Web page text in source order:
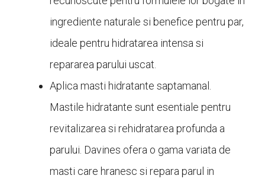
ingrediente naturale si benefice pentru par,
ideale pentru hidratarea intensa si
repararea parului uscat.
Aplica masti hidratante saptamanal.
Mastile hidratante sunt esentiale pentru
revitalizarea si rehidratarea profunda a
parului. Davines ofera o gama variata de
masti care hranesc si repara parul in